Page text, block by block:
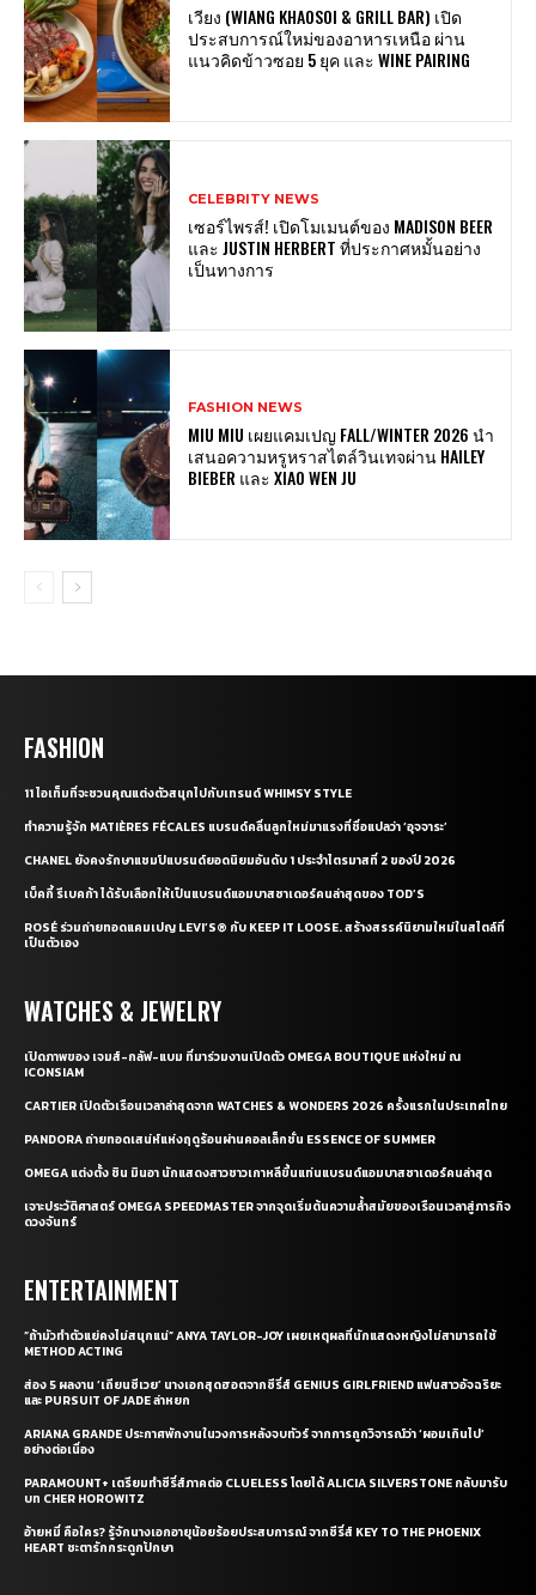
เวียง (WIANG KHAOSOI & GRILL BAR) เปิด
ประสบการณ์ใหม่ของอาหารเหนือ ผ่าน
แนวคิดข้าวซอย 5 ยุค และ WINE PAIRING
CELEBRITY NEWS
เซอร์ไพรส์! เปิดโมเมนต์ของ MADISON BEER
และ JUSTIN HERBERT ที่ประกาศหมั้นอย่าง
เป็นทางการ
FASHION NEWS
MIU MIU เผยแคมเปญ FALL/WINTER 2026 นำ
เสนอความหรูหราสไตล์วินเทจผ่าน HAILEY
BIEBER และ XIAO WEN JU
FASHION
11 ไอเท็มที่จะชวนคุณแต่งตัวสนุกไปกับเทรนด์ WHIMSY STYLE
ทำความรู้จัก MATIÈRES FÉCALES แบรนด์คลื่นลูกใหม่มาแรงที่ชื่อแปลว่า ‘อุจจาระ’
CHANEL ยังคงรักษาแชมป์แบรนด์ยอดนิยมอันดับ 1 ประจำไตรมาสที่ 2 ของปี 2026
เบ็คกี้ รีเบคก้า ได้รับเลือกให้เป็นแบรนด์แอมบาสซาเดอร์คนล่าสุดของ TOD’S
ROSÉ ร่วมถ่ายทอดแคมเปญ LEVI’S® กับ KEEP IT LOOSE. สร้างสรรค์นิยามใหม่ในสไตล์ที่
เป็นตัวเอง
WATCHES & JEWELRY
เปิดภาพของ เจมส์-กลัฟ-แบม ที่มาร่วมงานเปิดตัว OMEGA BOUTIQUE แห่งใหม่ ณ
ICONSIAM
CARTIER เปิดตัวเรือนเวลาล่าสุดจาก WATCHES & WONDERS 2026 ครั้งแรกในประเทศไทย
PANDORA ถ่ายทอดเสน่ห์แห่งฤดูร้อนผ่านคอลเล็กชั่น ESSENCE OF SUMMER
OMEGA แต่งตั้ง ชิน มินอา นักแสดงสาวชาวเกาหลีขึ้นแท่นแบรนด์แอมบาสซาเดอร์คนล่าสุด
เจาะประวัติศาสตร์ OMEGA SPEEDMASTER จากจุดเริ่มต้นความล้ำสมัยของเรือนเวลาสู่ภารกิจ
ดวงจันทร์
ENTERTAINMENT
“ถ้ามัวทำตัวแย่คงไม่สนุกแน่” ANYA TAYLOR-JOY เผยเหตุผลที่นักแสดงหญิงไม่สามารถใช้
METHOD ACTING
ส่อง 5 ผลงาน ‘เถียนซีเวย’ นางเอกสุดฮอตจากซีรี่ส์ GENIUS GIRLFRIEND แฟนสาวอัจฉริยะ
และ PURSUIT OF JADE ล่าหยก
ARIANA GRANDE ประกาศพักงานในวงการหลังจบทัวร์ จากการถูกวิจารณ์ว่า ‘ผอมเกินไป’
อย่างต่อเนื่อง
PARAMOUNT+ เตรียมทำซีรี่ส์ภาคต่อ CLUELESS โดยได้ ALICIA SILVERSTONE กลับมารับ
บท CHER HOROWITZ
อ้ายหมี่ คือใคร? รู้จักนางเอกอายุน้อยร้อยประสบการณ์ จากซีรี่ส์ KEY TO THE PHOENIX
HEART ชะตารักกระดูกปักษา